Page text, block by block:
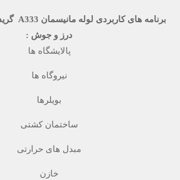
درز و جوش :
پالایشگاه ها
نیروگاه ها
بویلرها
ساختمان کشتی
مبدل های حرارتی
خازن